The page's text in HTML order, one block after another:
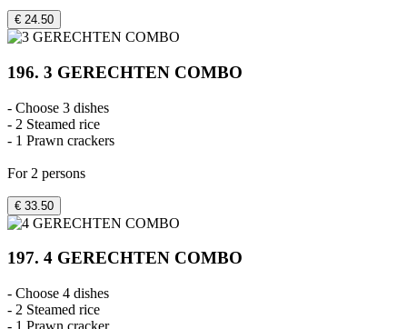
€ 24.50
196. 3 GERECHTEN COMBO
- Choose 3 dishes
- 2 Steamed rice
- 1 Prawn crackers
For 2 persons
€ 33.50
197. 4 GERECHTEN COMBO
- Choose 4 dishes
- 2 Steamed rice
- 1 Prawn cracker